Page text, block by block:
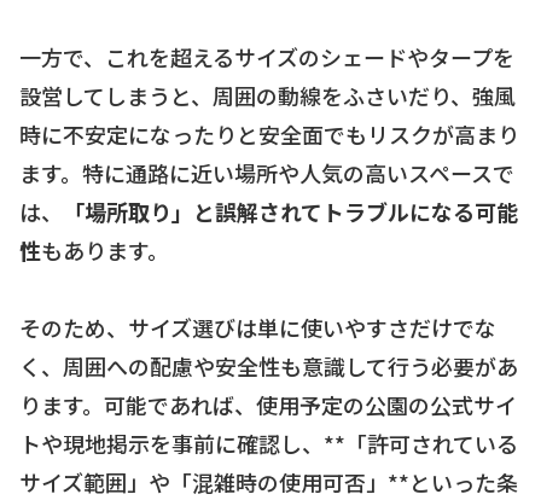
一方で、これを超えるサイズのシェードやタープを
設営してしまうと、周囲の動線をふさいだり、強風
時に不安定になったりと安全面でもリスクが高まり
ます。特に通路に近い場所や人気の高いスペースで
は、
「場所取り」と誤解されてトラブルになる可能
性もあります。
そのため、サイズ選びは単に使いやすさだけでな
く、周囲への配慮や安全性も意識して行う必要があ
ります。可能であれば、使用予定の公園の公式サイ
トや現地掲示を事前に確認し、**「許可されている
サイズ範囲」や「混雑時の使用可否」**といった条